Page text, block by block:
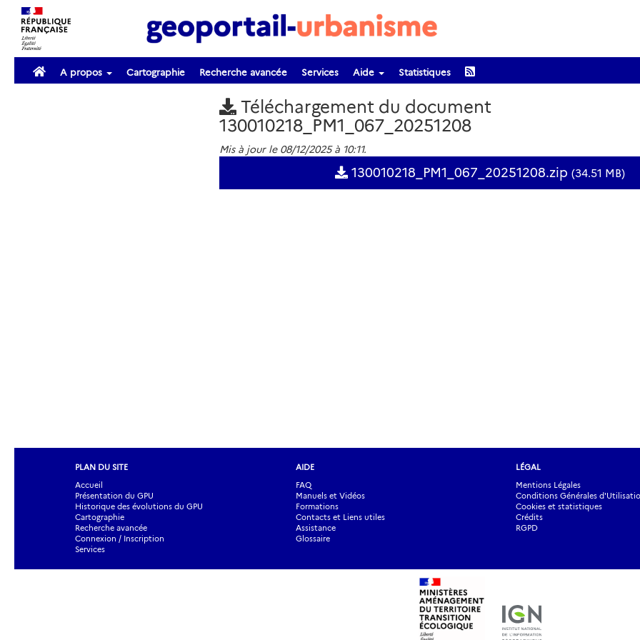
A propos Cartographie Recherche avancée Services Aide Statistiques
Téléchargement du document
130010218_PM1_067_20251208
Mis à jour le 08/12/2025 à 10:11.
130010218_PM1_067_20251208.zip (34.51 MB)
PLAN DU SITE
Accueil
Présentation du GPU
Historique des évolutions du GPU
Cartographie
Recherche avancée
Connexion / Inscription
Services
AIDE
FAQ
Manuels et Vidéos
Formations
Contacts et Liens utiles
Assistance
Glossaire
LÉGAL
Mentions Légales
Conditions Générales
Cookies et statistiques
Crédits
RGPD